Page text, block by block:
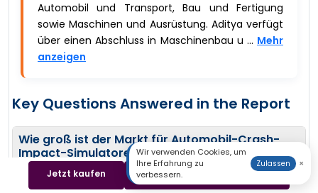
Automobil und Transport, Bau und Fertigung
sowie Maschinen und Ausrüstung. Aditya verfügt
über einen Abschluss in Maschinenbau u ... Mehr
anzeigen
Key Questions Answered in the Report
Wie groß ist der Markt für Automobil-Crash-
Impact-Simulatoren?
−
Der Markt für Automobil-Crash-Impact-Simulatoren
Jetzt kaufen Beispiel herunterladen
Wir verwenden Cookies, um
Ihre Erfahrung zu
verbessern.
Zulassen ×